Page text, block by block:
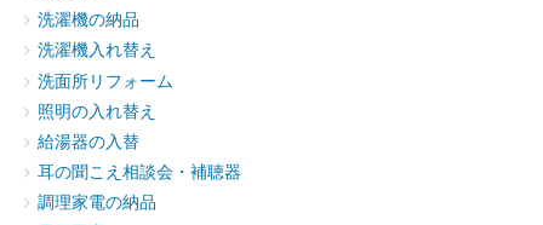
洗濯機の納品
洗濯機入れ替え
洗面所リフォーム
照明の入れ替え
給湯器の入替
耳の聞こえ相談会・補聴器
調理家電の納品